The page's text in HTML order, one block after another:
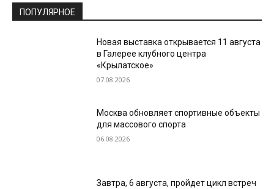
ПОПУЛЯРНОЕ
Новая выставка открывается 11 августа
в Галерее клубного центра
«Крылатское»
07.08.2026
Москва обновляет спортивные объекты
для массового спорта
06.08.2026
Завтра, 6 августа, пройдет цикл встреч